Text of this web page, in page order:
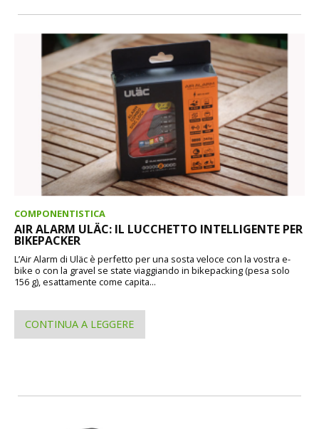
COMPONENTISTICA
AIR ALARM ULÄC: IL LUCCHETTO INTELLIGENTE PER
BIKEPACKER
L’Air Alarm di Uläc è perfetto per una sosta veloce con la vostra e-
bike o con la gravel se state viaggiando in bikepacking (pesa solo
156 g), esattamente come capita...
CONTINUA A LEGGERE